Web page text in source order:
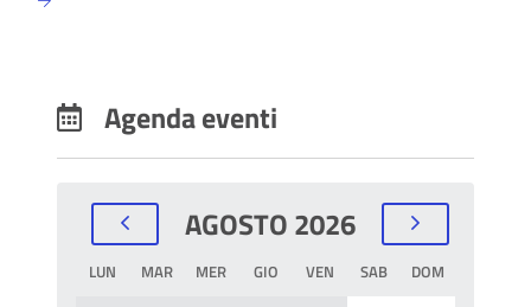
Agenda eventi
AGOSTO 2026
LUN MAR MER GIO VEN SAB DOM